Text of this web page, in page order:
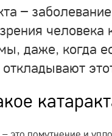
–
даже, когда